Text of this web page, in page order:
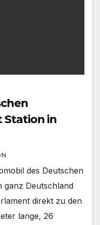
Station in
des Deutschen
ganz Deutschland
direkt zu den
lange, 26